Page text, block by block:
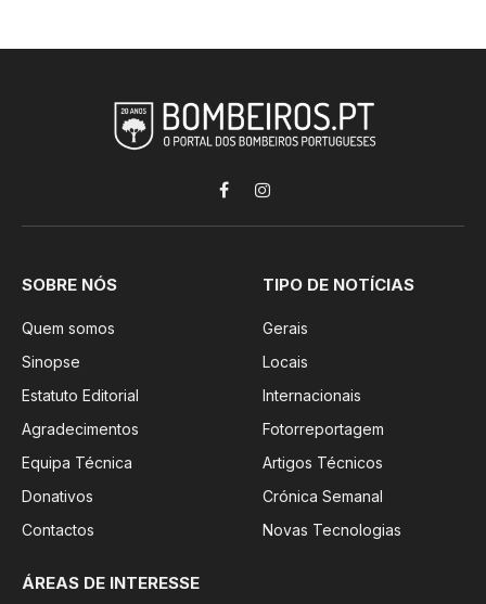
FacebookInstagram
SOBRE NÓS
Quem somos
Sinopse
Estatuto Editorial
Agradecimentos
Equipa Técnica
Donativos
Contactos
TIPO DE NOTÍCIAS
Gerais
Locais
Internacionais
Fotorreportagem
Artigos Técnicos
Crónica Semanal
Novas Tecnologias
ÁREAS DE INTERESSE